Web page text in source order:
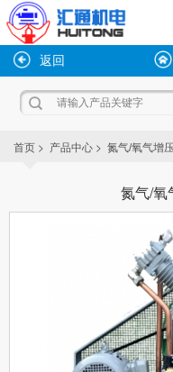
返回
首页 > 产品中心 > 氮气/氧气增
氮气/氧